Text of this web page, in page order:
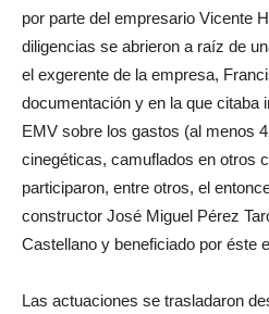
por parte del empresario Vicente
diligencias se abrieron a raíz de
el exgerente de la empresa,
documentación y en la que citaba
EMV sobre los gastos (al menos
cinegéticas, camuflados en otros
participaron, entre otros, el
constructor José Miguel Pérez
Castellano y beneficiado por éste
Las actuaciones se trasladaron